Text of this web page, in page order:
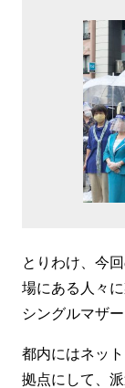
とりわけ、今
場にある人々
シングルマザ
都内にはネッ
拠点にして、